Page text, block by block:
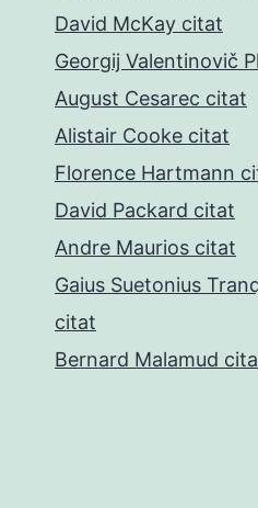
David McKay citat
Georgij Valentinovič
August Cesarec citat
Alistair Cooke citat
Florence Hartmann
David Packard citat
Andre Maurios citat
Gaius Suetonius
citat
Bernard Malamud